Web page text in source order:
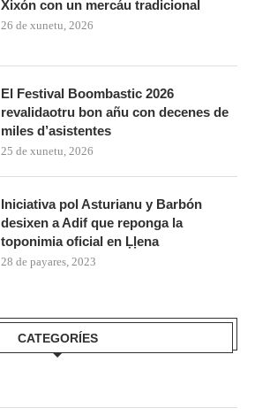
Xixón con un mercáu tradicional
26 de xunetu, 2026
El Festival Boombastic 2026
revalidaotru bon añu con decenes de
miles d’asistentes
25 de xunetu, 2026
Iniciativa pol Asturianu y Barbón
desixen a Adif que reponga la
toponimia oficial en Ḷḷena
28 de payares, 2023
CATEGORÍES